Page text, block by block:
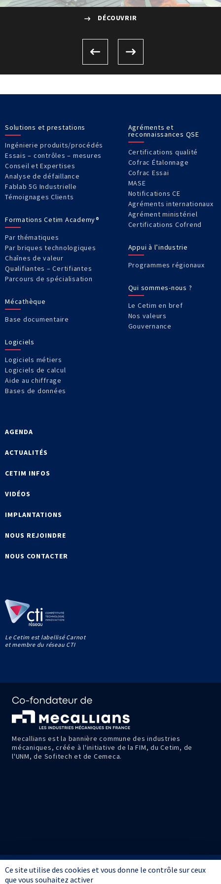
DÉCOUVRIR
Le Cetim est labellisé Carnot
et membre du réseau CTI
Solutions et prestations
Ingénierie produits/procédés
Essais – contrôles – mesures
Conseil et Expertises
Analyse de défaillance
Fablab 5G Industrielle
Témoignages Clients
Formations Cetim Academy®
Par thématiques
Par briques technologiques
Chaînes de valeur
Qualifiantes – Certifiantes
Parcours de spécialisation
Mécathèque
Base documentaire
Logiciels
Logiciels métiers
Logiciels de calcul
Aide au chiffrage
Bases de données
Agréments et
reconnaissances QSE
Certifications qualité
Cofrac Étalonnage
Cofrac Essai
MASE
Notifications CE
Agréments internationaux
Agrément ministériel
Certifications Cofrend
Appui à l’industrie
Programmes régionaux
Qui sommes-nous ?
Le Cetim en bref
Nos valeurs
Gouvernance
AGENDA
ACTUALITÉS
CETIM INFOS
VIDÉOS
IMPLANTATIONS
NOUS REJOINDRE
NOUS CONTACTER
Mecallians est la bannière commune des industries
mécaniques, créée à l'initiative de la FIM, du Cetim, de
l'UNM, de Sofitech et de Cemeca.
Informations Mentions Données
Conditions
Avis
Ce site utilise des cookies et vous donne le contrôle sur ceux
que vous souhaitez activer